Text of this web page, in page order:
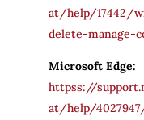
at/help/17442/
delete-manage-
Microsoft Edge:
httpss://
at/help/